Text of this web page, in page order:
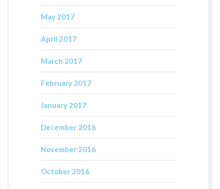
May 2017
April 2017
March 2017
February 2017
January 2017
December 2016
November 2016
October 2016